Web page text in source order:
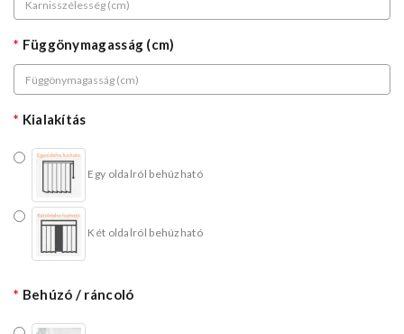
Függönymagasság (cm)
Kialakítás
Egy oldalról behúzható
Két oldalról behúzható
Behúzó / ráncoló